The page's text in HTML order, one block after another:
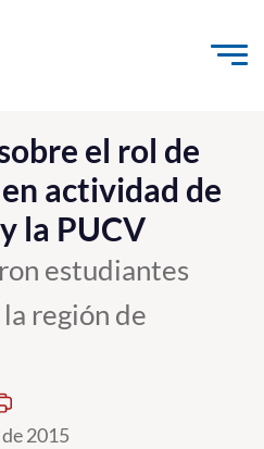
contenido
Innovación
el rol de
actividad de
la PUCV
estudiantes
región de
2015